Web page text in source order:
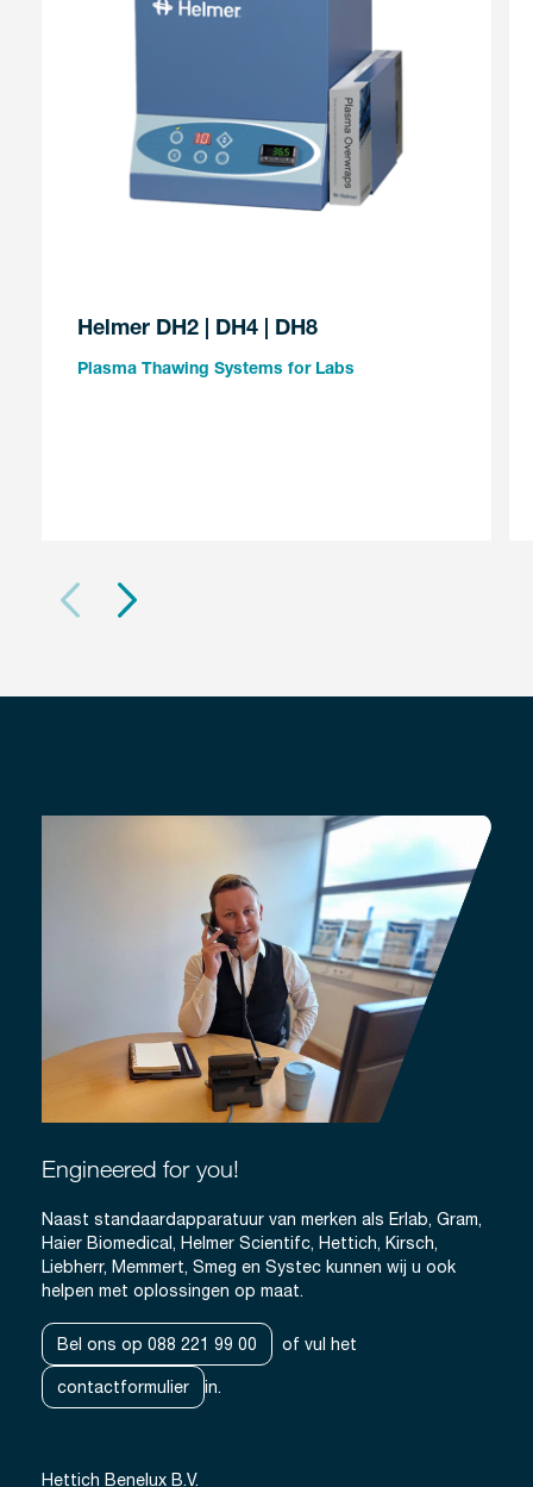
Helmer DH2 | DH4 | DH8
Plasma Thawing Systems for Labs
Engineered for you!
Naast standaardapparatuur van merken als Erlab, Gram,
Haier Biomedical, Helmer Scientifc, Hettich, Kirsch,
Liebherr, Memmert, Smeg en Systec kunnen wij u ook
helpen met oplossingen op maat.
Bel ons op 088 221 99 00 of vul het
contactformulier in.
Hettich Benelux B.V.